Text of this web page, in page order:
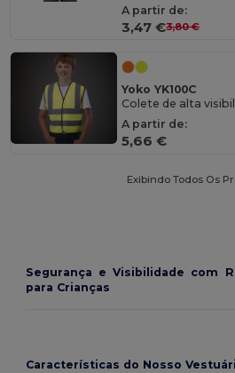
A partir de:
3,47 €3,80 €
Yoko YK100C
Colete de alta
A partir de:
5,66 €
Exibindo Todos Os
Segurança e Visibilidade com
para Crianças
Características do Nosso